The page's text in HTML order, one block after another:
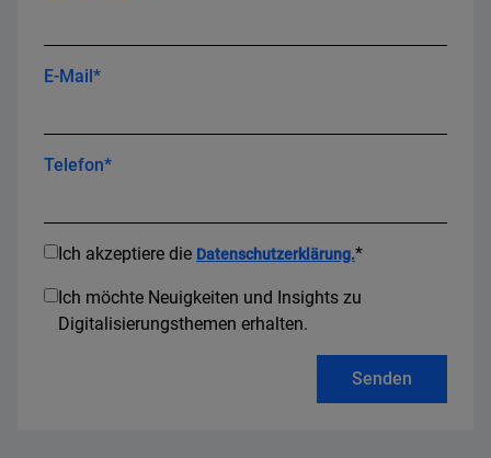
E-Mail*
Telefon*
Ich akzeptiere die Datenschutzerklärung.*
Ich möchte Neuigkeiten und Insights zu
Digitalisierungsthemen erhalten.
Senden